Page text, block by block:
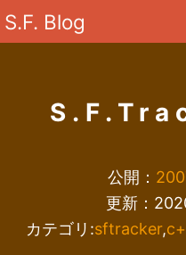
S.F. Blog
公開：
更新：
カテゴリ:sftracker,